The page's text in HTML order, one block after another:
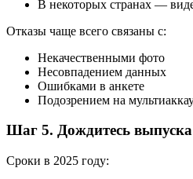
В некоторых странах —
Отказы чаще всего связаны с:
Некачественными фото
Несовпадением данных
Ошибками в анкете
Подозрением на
Шаг 5. Дождитесь
Сроки в 2025 году: